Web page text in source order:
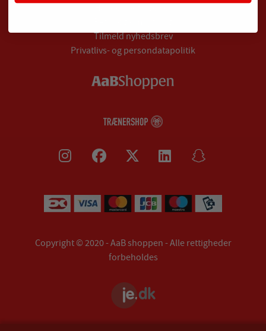
Tilmeld nyhedsbrev
Privatlivs- og persondatapolitik
Copyright © 2020 - AaB shoppen - Alle rettigheder
forbeholdes